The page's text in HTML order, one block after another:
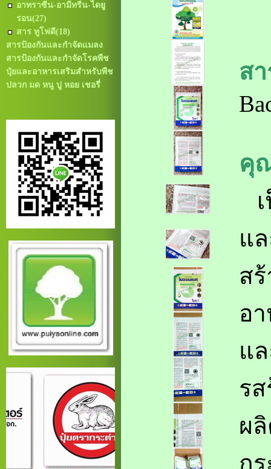
อาทราซีน-อามีทรีน-ไดยู
รอน(27)
สาร ทูโฟดี(18)
สารป้องกันและกำจัดแมลง
สารป้องกันและกำจัดโรคพืช
ปุ๋ยและอาหารเสริมสำหรับพืช
ปลวก มด หนู ปู หอย เชอรี่
ส
คุ
เ
แ
ส
อ
แ
ร
ผ
ก